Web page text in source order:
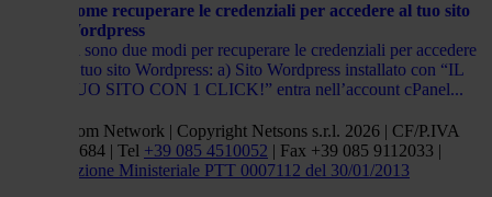
Come recuperare le credenziali per accedere al tuo sito
Wordpress
Ci sono due modi per recuperare le credenziali per accedere
al tuo sito Wordpress: a) Sito Wordpress installato con “IL
TUO SITO CON 1 CLICK!” entra nell’account cPanel...
Netsons.com Network | Copyright Netsons s.r.l. 2026 | CF/P.IVA
01838660684 | Tel +39 085 4510052 | Fax +39 085 9112033 |
Autorizzazione Ministeriale PTT 0007112 del 30/01/2013